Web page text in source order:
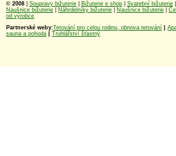
© 2008 Soupravy bižuterie Bižuterie e shop Svatební bižuterie
Naušnice bižuterie
Náhrdelníky bižuterie Naušnice bižuterie
od výrobce
Partnerské weby:Tetování pro celou rodinu, obnova tetování
sauna a pohoda
Truhlářství šťastný